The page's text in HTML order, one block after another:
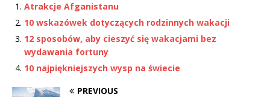
Atrakcje Afganistanu
10 wskazówek dotyczących rodzinnych wakacji
12 sposobów, aby cieszyć się wakacjami bez
wydawania fortuny
10 najpiękniejszych wysp na świecie
PREVIOUS